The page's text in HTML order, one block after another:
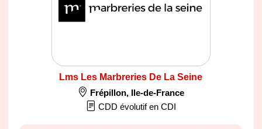
Lms Les Marbreries De La Seine
Frépillon, Ile-de-France
CDD évolutif en CDI